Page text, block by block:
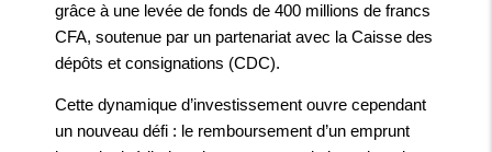
grâce à une levée de fonds de 400 millions de francs
CFA, soutenue par un partenariat avec la Caisse des
dépôts et consignations (CDC).
Cette dynamique d’investissement ouvre cependant
un nouveau défi : le remboursement d’un emprunt